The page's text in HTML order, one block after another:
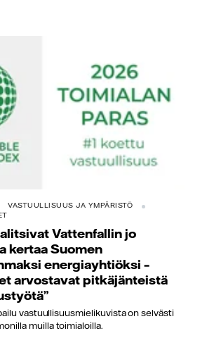
VASTUULLISUUS JA YMPÄRISTÖ
Vattenfallin jo
kertaa Suomen
energiayhtiöksi –
arvostavat pitkäjänteistä
vastuullisuusmielikuvista on selvästi
muilla toimialoilla.